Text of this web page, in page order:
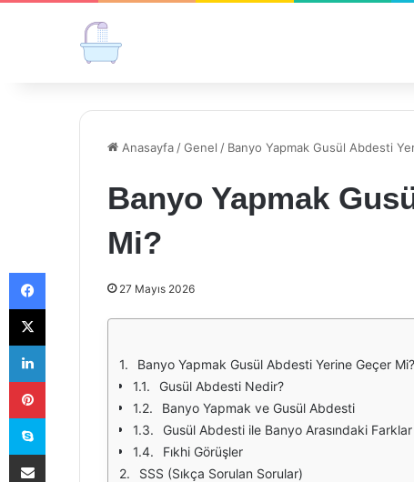
Anasayfa /Genel / Banyo Yapmak Gusül Abdesti
Banyo Yapmak
Mi?
27 Mayıs 2026
Banyo Yapmak Gusül Abdesti Yerine Geçer Mi?
Gusül Abdesti Nedir?
Banyo Yapmak ve Gusül Abdesti
Gusül Abdesti ile Banyo Arasındaki Farklar
Fıkhi Görüşler
SSS (Sıkça Sorulan Sorular)
Facebook
X
LinkedIn
Pinterest
Skype
E-Posta ile paylaş